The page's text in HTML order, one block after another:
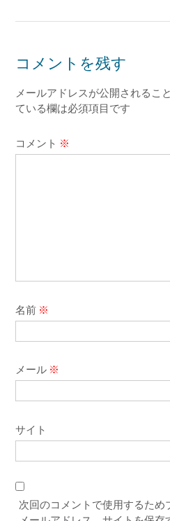
コメントを残す
メールアドレスが公開されるこ
ている欄は必須項目です
コメント ※
名前 ※
メール ※
サイト
次回のコメントで使用するため